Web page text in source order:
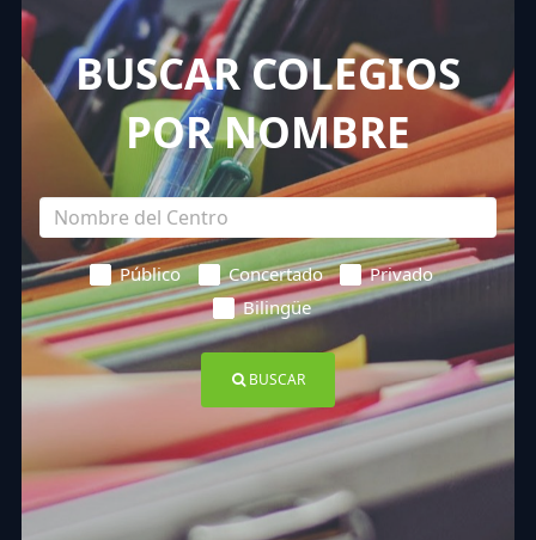
BUSCAR COLEGIOS
POR NOMBRE
Público Concertado
Privado
Bilingüe
BUSCAR